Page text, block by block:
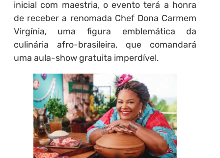
inicial com maestria, o evento terá a honra
de receber a renomada Chef Dona Carmem
Virgínia, uma figura emblemática da
culinária afro-brasileira, que comandará
uma aula-show gratuita imperdível.